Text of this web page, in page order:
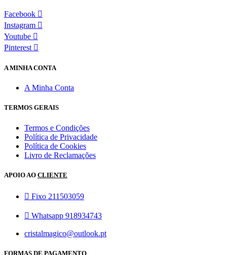
Facebook
Instagram
Youtube
Pinterest
A MINHA CONTA
A Minha Conta
TERMOS GERAIS
Termos e Condições
Política de Privacidade
Política de Cookies
Livro de Reclamações
APOIO AO CLIENTE
Fixo 211503059
Whatsapp 918934743
cristalmagico@outlook.pt
FORMAS DE PAGAMENTO